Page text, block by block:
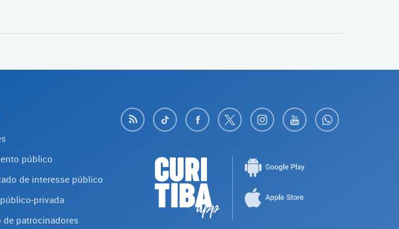
público
de interesse público
privada
de patrocinadores